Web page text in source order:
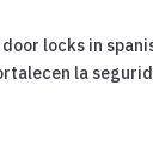
locks in
la